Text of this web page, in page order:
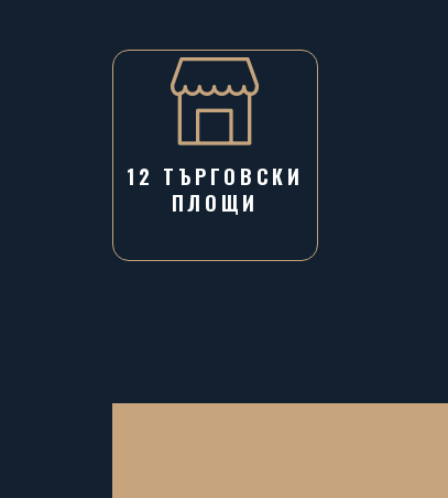
12 ТЪРГОВСКИ
ПЛОЩИ